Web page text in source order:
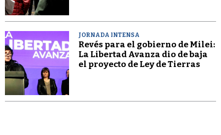
JORNADA INTENSA
Revés para el gobierno de Milei:
La Libertad Avanza dio de baja
el proyecto de Ley de Tierras